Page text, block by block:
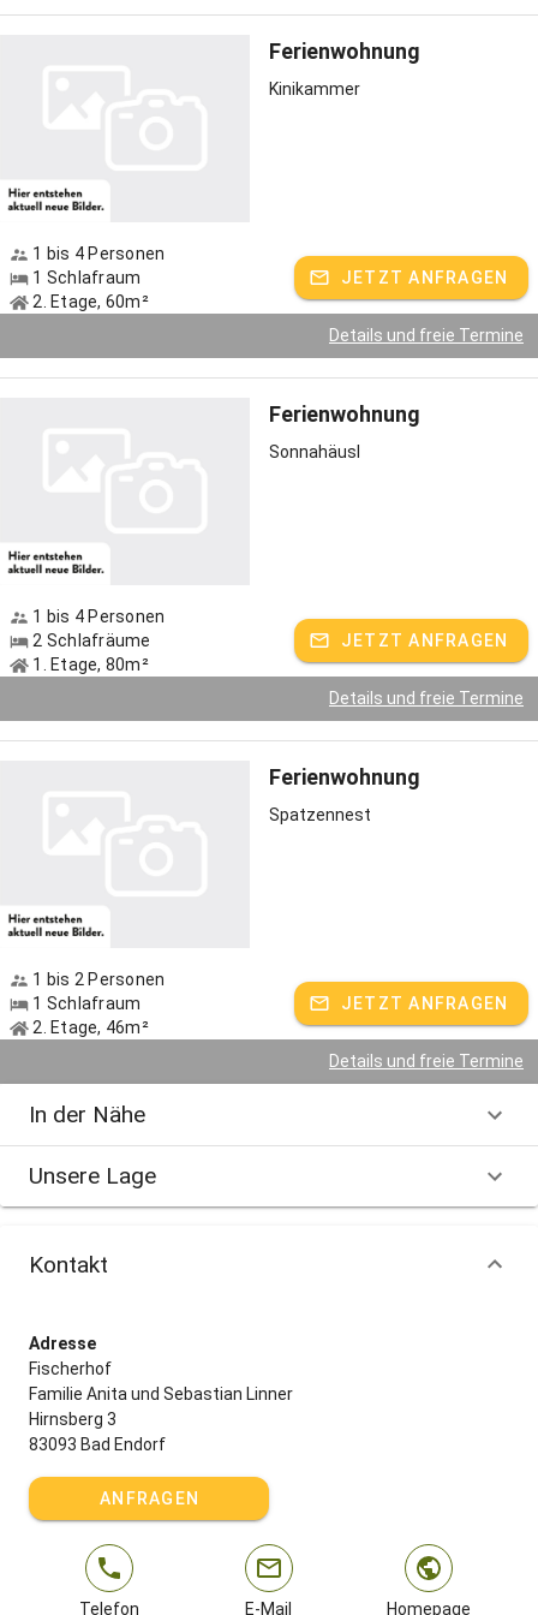
Ferienwohnung
Kinikammer
1 bis 4 Personen
1 Schlafraum
2. Etage, 60m²
JETZT ANFRAGEN
Details und freie Termine
Ferienwohnung
Sonnahäusl
1 bis 4 Personen
2 Schlafräume
1. Etage, 80m²
JETZT ANFRAGEN
Details und freie Termine
Ferienwohnung
Spatzennest
1 bis 2 Personen
1 Schlafraum
2. Etage, 46m²
JETZT ANFRAGEN
Details und freie Termine
In der Nähe
Unsere Lage
Kontakt
Adresse
Fischerhof
Familie Anita und Sebastian Linner
Hirnsberg 3
83093 Bad Endorf
ANFRAGEN
Telefon E-Mail Homepage